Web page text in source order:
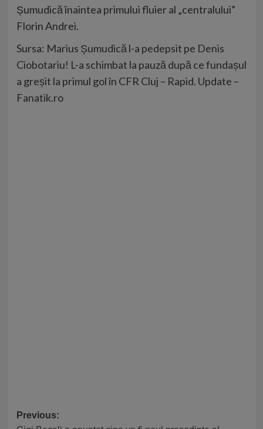
Șumudică înaintea primului fluier al „centralului”
Florin Andrei.
Sursa: Marius Șumudică l-a pedepsit pe Denis
Ciobotariu! L-a schimbat la pauză după ce fundașul
a greșit la primul gol în CFR Cluj – Rapid. Update –
Fanatik.ro
Post
Previous: